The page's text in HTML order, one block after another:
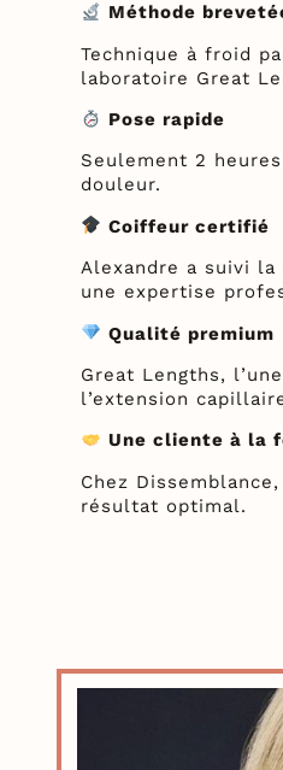
Méthode
Technique à froid
laboratoire Great
Pose rapide
Seulement 2
douleur.
Coiffeur certifié
Alexandre a suivi
une expertise
Qualité premium
Great Lengths,
l’extension
Une cliente à la
Chez
résultat optimal.